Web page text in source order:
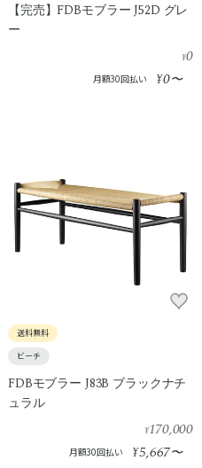
【完売】FDBモブラー J52D グレ
ー
¥0
月額30回払い ¥0〜
送料無料
ビーチ
FDBモブラー J83B ブラックナチ
ュラル
¥170,000
月額30回払い ¥5,667〜